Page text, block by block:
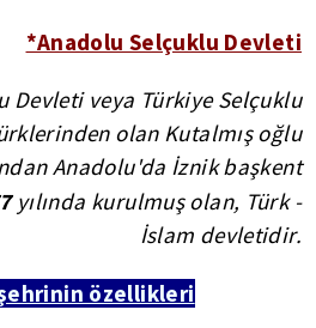
*Anadolu Selçuklu Devleti
Devleti veya Türkiye Selçuklu
olan Kutalmış oğlu
Anadolu'da İznik başkent
yılında kurulmuş olan, Türk -
İslam devletidir.
özellikleri